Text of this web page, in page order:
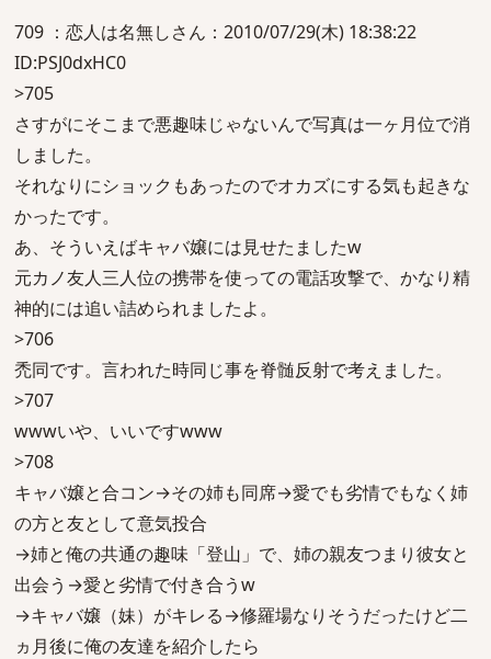
709 ：恋人は名無しさん：2010/07/29(木) 18:38:22
ID:PSJ0dxHC0
>705
さすがにそこまで悪趣味じゃないんで写真は一ヶ月位で消
しました。
それなりにショックもあったのでオカズにする気も起きな
かったです。
あ、そういえばキャバ嬢には見せたましたw
元カノ友人三人位の携帯を使っての電話攻撃で、かなり精
神的には追い詰められましたよ。
>706
禿同です。言われた時同じ事を脊髄反射で考えました。
>707
wwwいや、いいですwww
>708
キャバ嬢と合コン→その姉も同席→愛でも劣情でもなく姉
の方と友として意気投合
→姉と俺の共通の趣味「登山」で、姉の親友つまり彼女と
出会う→愛と劣情で付き合うw
→キャバ嬢（妹）がキレる→修羅場なりそうだったけど二
ヵ月後に俺の友達を紹介したら